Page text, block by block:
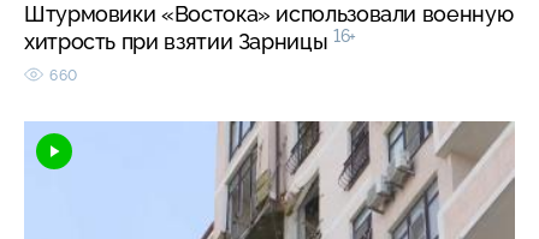
Штурмовики «Востока» использовали военную
хитрость при взятии Зарницы 16+
660